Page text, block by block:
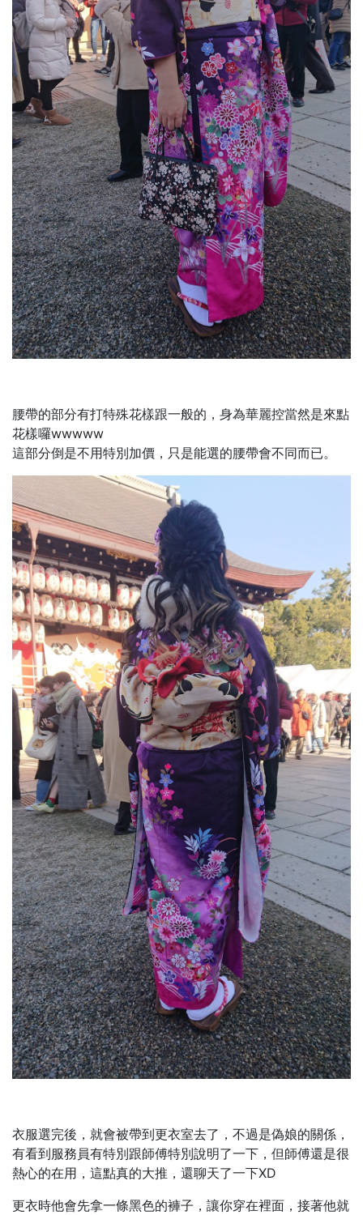
腰帶的部分有打特殊花樣跟一般的，身為華麗控當然是來點
花樣囉wwwww
這部分倒是不用特別加價，只是能選的腰帶會不同而已。
衣服選完後，就會被帶到更衣室去了，不過是偽娘的關係，
有看到服務員有特別跟師傅特別說明了一下，但師傅還是很
熱心的在用，這點真的大推，還聊天了一下XD
更衣時他會先拿一條黑色的褲子，讓你穿在裡面，接著他就